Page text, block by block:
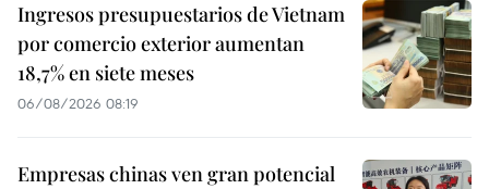
Ingresos presupuestarios de Vietnam
por comercio exterior aumentan
18,7% en siete meses
06/08/2026 08:19
Empresas chinas ven gran potencial